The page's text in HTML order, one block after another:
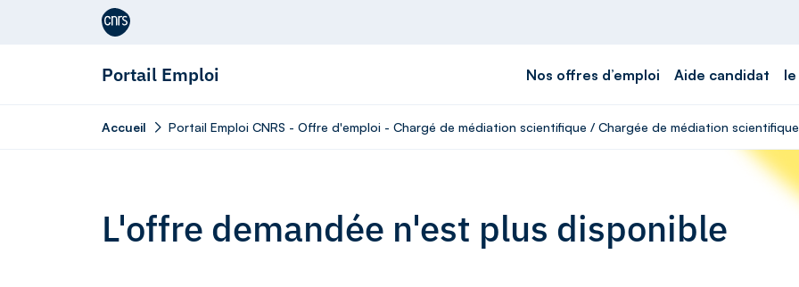
Aller au contenu
Portail Emploi Nos offres d’emploi Aide candidat
Accueil Portail Emploi CNRS - Offre d'emploi - Chargé de médiation scientifique / Chargée de médiation scientifique
L'offre demandée n'est plus disponible